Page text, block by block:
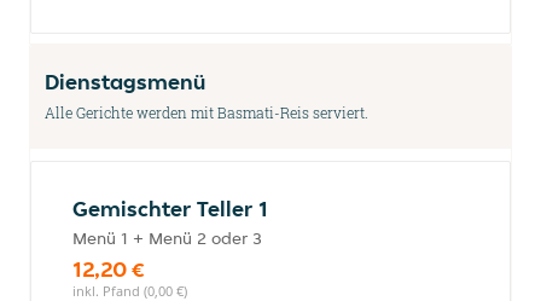
Dienstagsmenü
Alle Gerichte werden mit Basmati-Reis serviert.
Gemischter Teller 1
Menü 1 + Menü 2 oder 3
12,20 €
inkl. Pfand (0,00 €)